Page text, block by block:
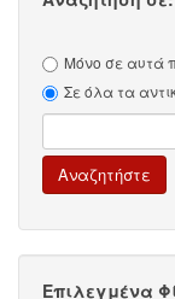
Μόνο σε αυτά
Σε όλα τα
Επιλεγμένα